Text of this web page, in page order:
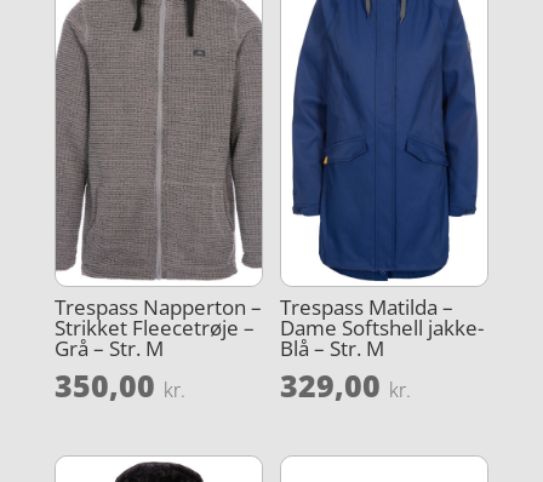
Trespass Napperton –
Strikket Fleecetrøje –
Grå – Str. M
350,00 kr.
Trespass Matilda –
Dame Softshell jakke-
Blå – Str. M
329,00 kr.